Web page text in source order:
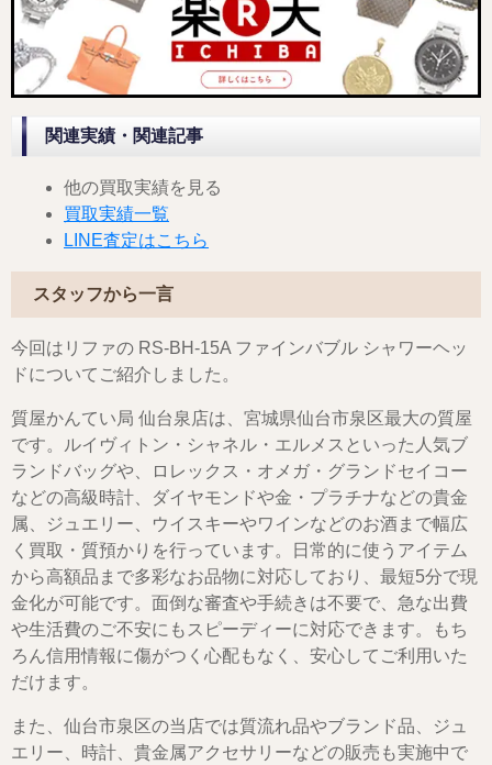
関連実績・関連記事
他の買取実績を見る
買取実績一覧
LINE査定はこちら
スタッフから一言
今回はリファの RS-BH-15A ファインバブル シャワーヘッ
ドについてご紹介しました。
質屋かんてい局 仙台泉店は、宮城県仙台市泉区最大の質屋
です。ルイヴィトン・シャネル・エルメスといった人気ブ
ランドバッグや、ロレックス・オメガ・グランドセイコー
などの高級時計、ダイヤモンドや金・プラチナなどの貴金
属、ジュエリー、ウイスキーやワインなどのお酒まで幅広
く買取・質預かりを行っています。日常的に使うアイテム
から高額品まで多彩なお品物に対応しており、最短5分で現
金化が可能です。面倒な審査や手続きは不要で、急な出費
や生活費のご不安にもスピーディーに対応できます。もち
ろん信用情報に傷がつく心配もなく、安心してご利用いた
だけます。
また、仙台市泉区の当店では質流れ品やブランド品、ジュ
エリー、時計、貴金属アクセサリーなどの販売も実施中で